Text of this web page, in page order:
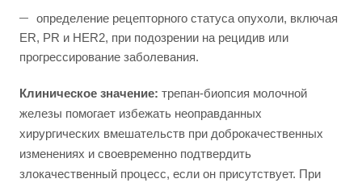
определение рецепторного статуса опухоли, включая
ER, PR и HER2, при подозрении на рецидив или
прогрессирование заболевания.
Клиническое значение: трепан-биопсия молочной
железы помогает избежать неоправданных
хирургических вмешательств при доброкачественных
изменениях и своевременно подтвердить
злокачественный процесс, если он присутствует. При